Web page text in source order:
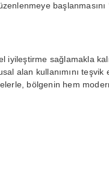
başlanmasını
iyileştirme sağlamakla
alan kullanımını
bölgenin hem